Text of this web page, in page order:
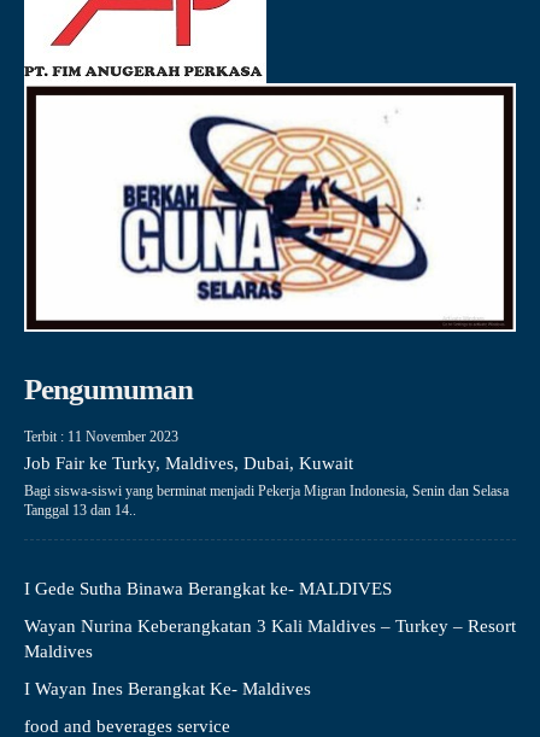
Pengumuman
Terbit : 11 November 2023
Job Fair ke Turky, Maldives, Dubai, Kuwait
Bagi siswa-siswi yang berminat menjadi Pekerja Migran Indonesia, Senin dan Selasa
Tanggal 13 dan 14..
I Gede Sutha Binawa Berangkat ke- MALDIVES
Wayan Nurina Keberangkatan 3 Kali Maldives – Turkey – Resort
Maldives
I Wayan Ines Berangkat Ke- Maldives
food and beverages service